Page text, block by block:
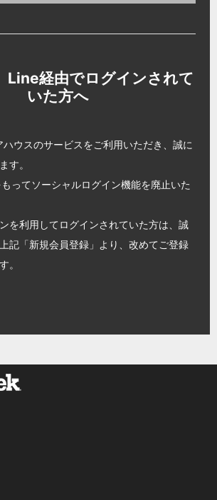
Line経由でログインされて
いた方へ
ウスのサービスをご利用いただき、誠に
す。
ってソーシャルログイン機能を廃止いた
を利用してログインされていた方は、誠
記「新規会員登録」より、改めてご登録
。